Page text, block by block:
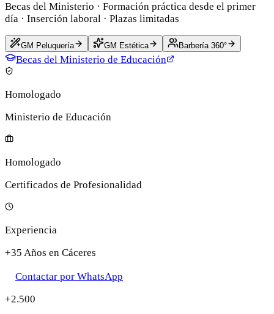
Becas del Ministerio · Formación práctica desde el primer
día · Inserción laboral · Plazas limitadas
GM Peluquería GM Estética Barbería 360°
Becas del Ministerio de Educación
Homologado
Ministerio de Educación
Homologado
Certificados de Profesionalidad
Experiencia
+35 Años en Cáceres
Contactar por WhatsApp
+2.500